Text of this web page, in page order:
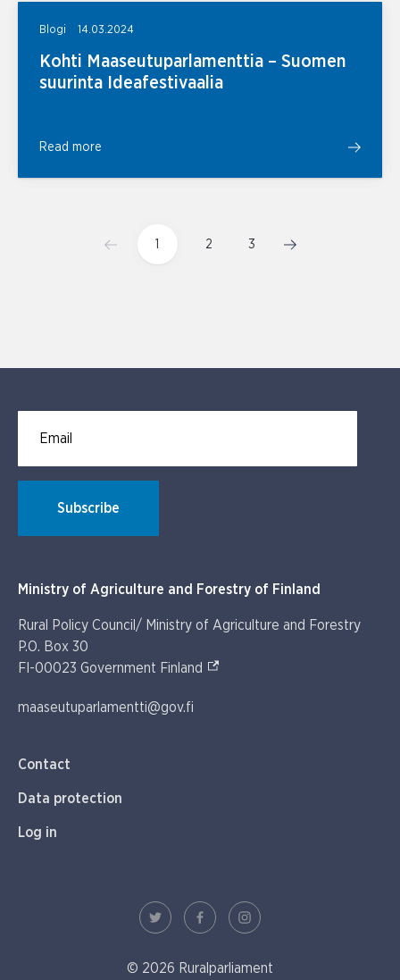
Blogi 14.03.2024
Kohti Maaseutuparlamenttia – Suomen
suurinta Ideafestivaalia
Read more
1 2 3
Subscribe
Ministry of Agriculture and Forestry of Finland
Rural Policy Council/ Ministry of Agriculture and Forestry
P.O. Box 30
FI-00023 Government Finland (External link)
maaseutuparlamentti@gov.fi
Contact
Data protection
Log in
© 2026 Ruralparliament